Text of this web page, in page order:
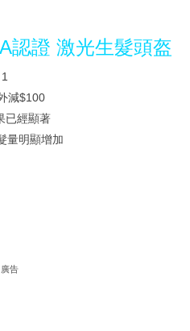
認證 激光生髮頭盔
減$100
已經顯著
量明顯增加
廣告